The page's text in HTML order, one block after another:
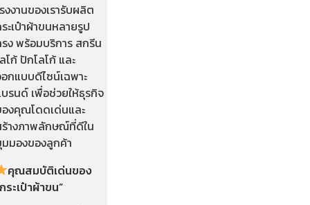
งงานของเรารับผลิต
ะเป๋าผ้าขนหลายรูป
ง พร้อมบริการ สกรีน
โก้ ปักโลโก้ และ
กแบบดีไซน์เฉพาะ
รนด์ เพื่อช่วยให้ธุรกิจ
งคุณโดดเด่นและ
างภาพลักษณ์ที่ดีใน
มองของลูกค้า
คุณสมบัติเด่นของ
ระเป๋าผ้าขน”